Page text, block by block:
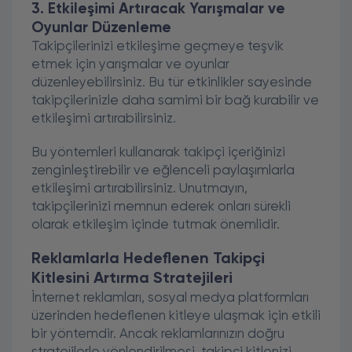
3. Etkileşimi Artıracak Yarışmalar ve
Oyunlar Düzenleme
Takipçilerinizi etkileşime geçmeye teşvik
etmek için yarışmalar ve oyunlar
düzenleyebilirsiniz. Bu tür etkinlikler sayesinde
takipçilerinizle daha samimi bir bağ kurabilir ve
etkileşimi artırabilirsiniz.
Bu yöntemleri kullanarak takipçi içeriğinizi
zenginleştirebilir ve eğlenceli paylaşımlarla
etkileşimi artırabilirsiniz. Unutmayın,
takipçilerinizi memnun ederek onları sürekli
olarak etkileşim içinde tutmak önemlidir.
Reklamlarla Hedeflenen Takipçi
Kitlesini Artırma Stratejileri
İnternet reklamları, sosyal medya platformları
üzerinden hedeflenen kitleye ulaşmak için etkili
bir yöntemdir. Ancak reklamlarınızın doğru